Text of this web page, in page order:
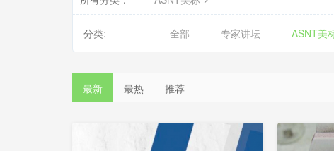
分类: 全部 专家讲坛 ASNT美
最新 最热 推荐